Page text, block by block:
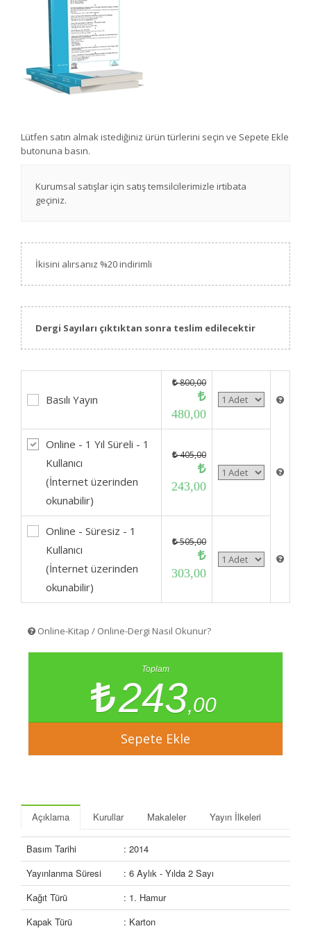
Lütfen satın almak istediğiniz ürün türlerini seçin ve Sepete Ekle
butonuna basın.
Kurumsal satışlar için satış temsilcilerimizle irtibata
geçiniz.
İkisini alırsanız %20 indirimli
Dergi Sayıları çıktıktan sonra teslim edilecektir
Basılı Yayın
800,00
480,00
Online - 1 Yıl Süreli - 1
Kullanıcı
(İnternet üzerinden
okunabilir)
405,00
243,00
Online - Süresiz - 1
Kullanıcı
(İnternet üzerinden
okunabilir)
505,00
303,00
Online-Kitap / Online-Dergi Nasıl Okunur?
Toplam
243,00
Açıklama Kurullar Makaleler Yayın İlkeleri
Basım Tarihi
: 2014
Yayınlanma Süresi
: 6 Aylık - Yılda 2 Sayı
Kağıt Türü
: 1. Hamur
Kapak Türü
: Karton